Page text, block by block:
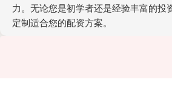
力。无论您是初学者还是经验丰富的投
定制适合您的配资方案。